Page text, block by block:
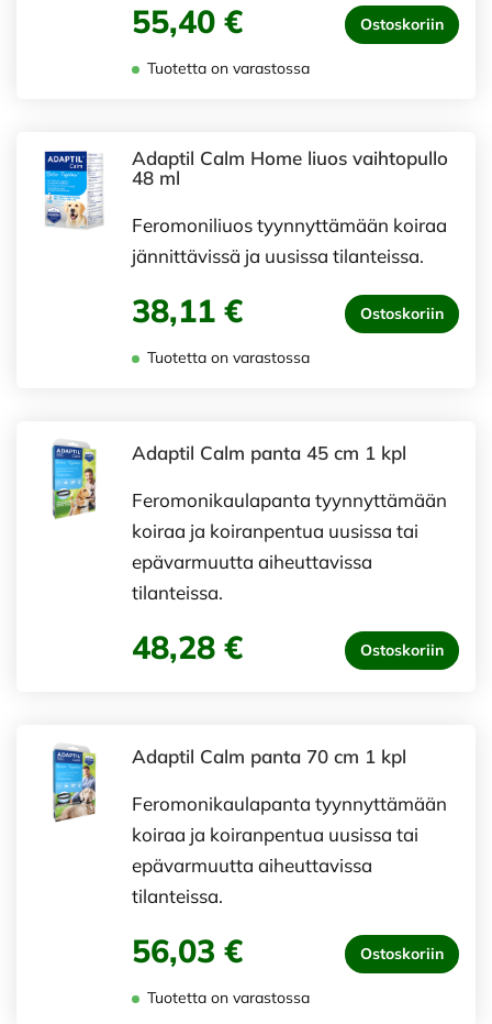
55,40 € Ostoskoriin
Tuotetta on varastossa
Adaptil Calm Home liuos vaihtopullo
48 ml
Feromoniliuos tyynnyttämään koiraa
jännittävissä ja uusissa tilanteissa.
38,11 € Ostoskoriin
Tuotetta on varastossa
Adaptil Calm panta 45 cm 1 kpl
Feromonikaulapanta tyynnyttämään
koiraa ja koiranpentua uusissa tai
epävarmuutta aiheuttavissa
tilanteissa.
48,28 € Ostoskoriin
Adaptil Calm panta 70 cm 1 kpl
Feromonikaulapanta tyynnyttämään
koiraa ja koiranpentua uusissa tai
epävarmuutta aiheuttavissa
tilanteissa.
56,03 € Ostoskoriin
Tuotetta on varastossa